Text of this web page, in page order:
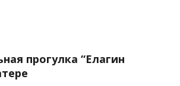
прогулка “Елагин